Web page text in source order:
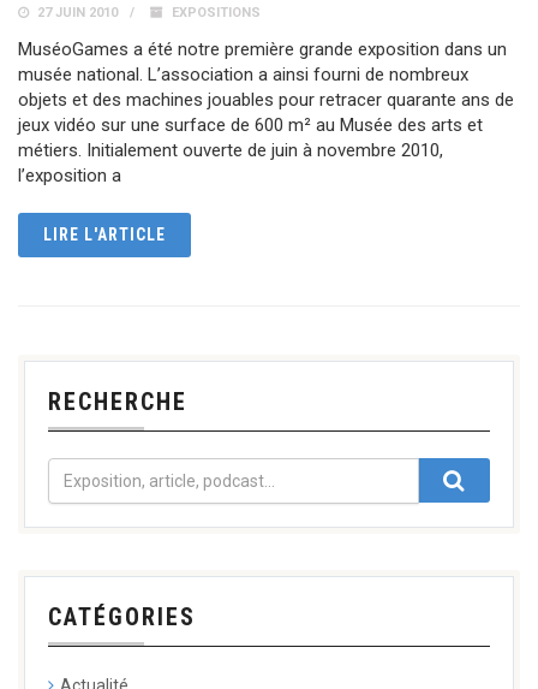
27 JUIN 2010 EXPOSITIONS
MuséoGames a été notre première grande exposition dans un
musée national. L’association a ainsi fourni de nombreux
objets et des machines jouables pour retracer quarante ans de
jeux vidéo sur une surface de 600 m² au Musée des arts et
métiers. Initialement ouverte de juin à novembre 2010,
l’exposition a
LIRE L'ARTICLE
RECHERCHE
CATÉGORIES
Actualité